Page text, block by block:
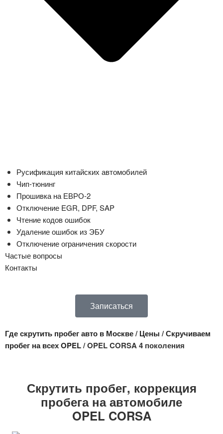
Русификация китайских автомобилей
Чип-тюнинг
Прошивка на ЕВРО-2
Отключение EGR, DPF, SAP
Чтение кодов ошибок
Удаление ошибок из ЭБУ
Отключение ограничения скорости
Частые вопросы
Контакты
Записаться
Где скрутить пробег авто в Москве/Цены /Скручиваем
пробег на всех OPEL/ OPEL CORSA 4 поколения
Скрутить пробег, коррекция
пробега на автомобиле
OPEL CORSA